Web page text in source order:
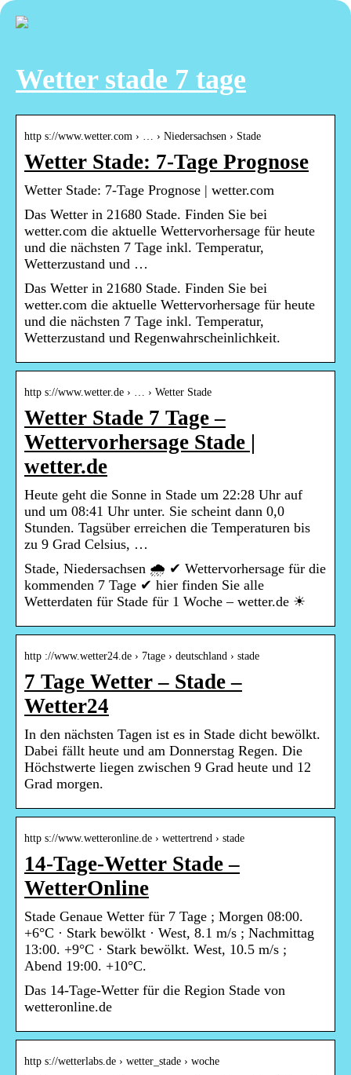
Wetter stade 7 tage
http s://www.wetter.com › … › Niedersachsen › Stade
Wetter Stade: 7-Tage Prognose
Wetter Stade: 7-Tage Prognose | wetter.com
Das Wetter in 21680 Stade. Finden Sie bei
wetter.com die aktuelle Wettervorhersage für heute
und die nächsten 7 Tage inkl. Temperatur,
Wetterzustand und …
Das Wetter in 21680 Stade. Finden Sie bei
wetter.com die aktuelle Wettervorhersage für heute
und die nächsten 7 Tage inkl. Temperatur,
Wetterzustand und Regenwahrscheinlichkeit.
http s://www.wetter.de › … › Wetter Stade
Wetter Stade 7 Tage –
Wettervorhersage Stade |
wetter.de
Heute geht die Sonne in Stade um 22:28 Uhr auf
und um 08:41 Uhr unter. Sie scheint dann 0,0
Stunden. Tagsüber erreichen die Temperaturen bis
zu 9 Grad Celsius, …
Stade, Niedersachsen 🌧️ ✔ Wettervorhersage für die
kommenden 7 Tage ✔ hier finden Sie alle
Wetterdaten für Stade für 1 Woche – wetter.de ☀
http ://www.wetter24.de › 7tage › deutschland › stade
7 Tage Wetter – Stade –
Wetter24
In den nächsten Tagen ist es in Stade dicht bewölkt.
Dabei fällt heute und am Donnerstag Regen. Die
Höchstwerte liegen zwischen 9 Grad heute und 12
Grad morgen.
http s://www.wetteronline.de › wettertrend › stade
14-Tage-Wetter Stade –
WetterOnline
Stade Genaue Wetter für 7 Tage ; Morgen 08:00.
+6°C · Stark bewölkt · West, 8.1 m/s ; Nachmittag
13:00. +9°C · Stark bewölkt. West, 10.5 m/s ;
Abend 19:00. +10°C.
Das 14-Tage-Wetter für die Region Stade von
wetteronline.de
http s://wetterlabs.de › wetter_stade › woche